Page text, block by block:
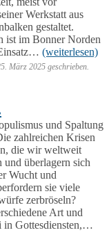
Werkstatt aus
gestaltet.
ist im Bonner Norden
(weiterlesen)
März 2025 geschrieben.
und Spaltung
zahlreichen Krisen
die wir weltweit
und überlagern sich
Wucht und
sie viele
zerbröseln?
Art und
in Gottesdiensten,…